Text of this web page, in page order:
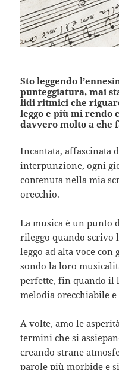
Sto leggendo
punteggiatura, mai
lidi ritmici che
leggo e più mi rendo
davvero molto a che
Incantata, affascinata
interpunzione, ogni
contenuta nella mia
orecchio.
La musica è un punto
rileggo quando scrivo
leggo ad alta voce
sondo la loro
perfette, fin quando il
melodia orecchiabile
A volte, amo le
termini che si
creando strane
parole più morbide e